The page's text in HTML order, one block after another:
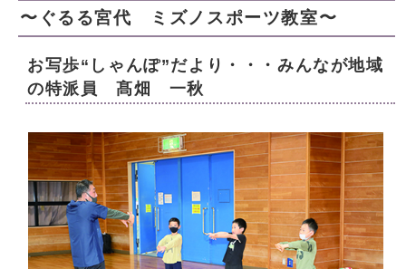
〜ぐるる宮代 ミズノスポーツ教室〜
お写歩“しゃんぽ”だより・・・みんなが地域
の特派員 髙畑 一秋